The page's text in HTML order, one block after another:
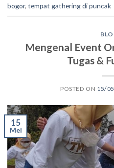
bogor, tempat gathering di puncak
Mengenal Event
Tugas &
POSTED ON 15/
15
Mei